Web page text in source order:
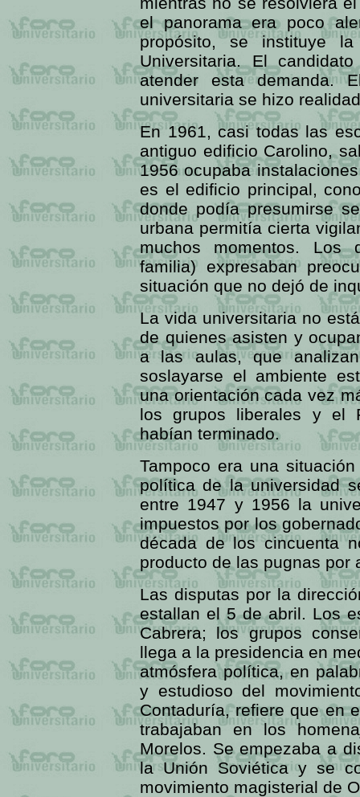
el panorama era poco
propósito, se instituye
Universitaria. El
atender esta demanda.
universitaria se hizo
En 1961, casi todas las
antiguo edificio Carolino,
1956 ocupaba
es el edificio principal,
donde podía presumirse
urbana permitía cierta
muchos momentos. Los
familia) expresaban
situación que no dejó de
La vida universitaria no
de quienes asisten y
a las aulas, que
soslayarse el ambiente
una orientación cada vez
los grupos liberales y el
habían terminado.
Tampoco era una
política de la universidad
entre 1947 y 1956 la
impuestos por los
década de los cincuenta
producto de las pugnas por
Las disputas por la
estallan el 5 de abril. Los
Cabrera; los grupos
llega a la presidencia en
atmósfera política, en
y estudioso del
Contaduría, refiere que en
trabajaban en los
Morelos. Se empezaba a
la Unión Soviética y se
movimiento magisterial de